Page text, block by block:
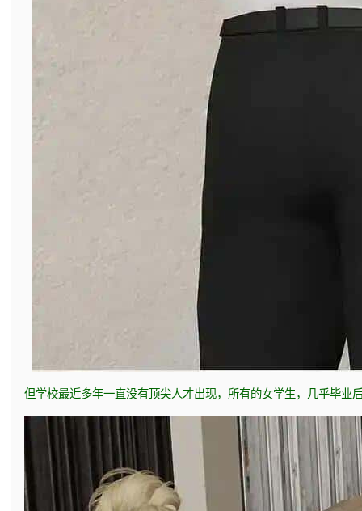
但学校最近多年一直没有顶尖人才出现，所有的女学生，几乎毕业